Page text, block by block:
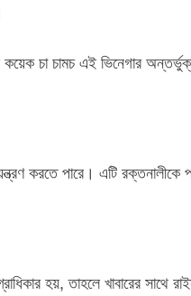
কয়েক চা চামচ এই ভিনেগার
করতে পারে। এটি রক্তনালীকে
হয়, তাহলে খাবারের সাথে